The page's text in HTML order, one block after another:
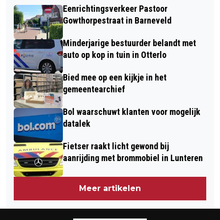
MARECHAUSSEE VOOR VERBODEN
WAPENBEZIT
GAS VOOR EXTRA ENERGIE
Eenrichtingsverkeer Pastoor
Gowthorpestraat in Barneveld
Minderjarige bestuurder belandt met
auto op kop in tuin in Otterlo
Bied mee op een kijkje in het
gemeentearchief
Bol waarschuwt klanten voor mogelijk
datalek
Fietser raakt licht gewond bij
aanrijding met brommobiel in Lunteren
Meer artikelen